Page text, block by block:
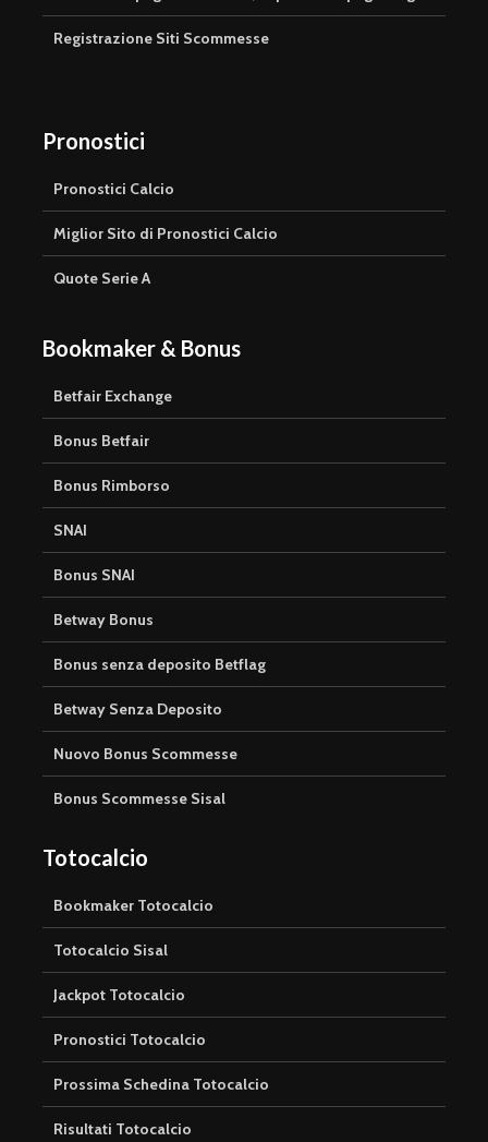
Registrazione Siti Scommesse
Pronostici
Pronostici Calcio
Miglior Sito di Pronostici Calcio
Quote Serie A
Bookmaker & Bonus
Betfair Exchange
Bonus Betfair
Bonus Rimborso
SNAI
Bonus SNAI
Betway Bonus
Bonus senza deposito Betflag
Betway Senza Deposito
Nuovo Bonus Scommesse
Bonus Scommesse Sisal
Totocalcio
Bookmaker Totocalcio
Totocalcio Sisal
Jackpot Totocalcio
Pronostici Totocalcio
Prossima Schedina Totocalcio
Risultati Totocalcio